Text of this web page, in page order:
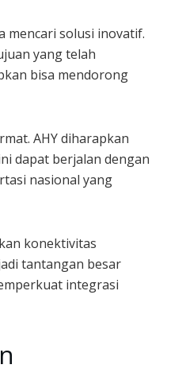
mencari solusi inovatif.
yang telah
bisa mendorong
AHY diharapkan
dapat berjalan dengan
nasional yang
konektivitas
tantangan besar
integrasi